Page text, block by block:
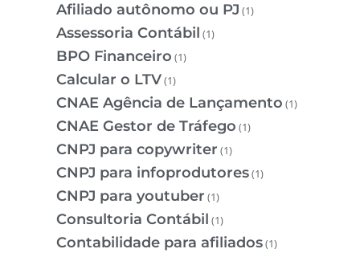
Afiliado autônomo ou PJ (1)
Assessoria Contábil (1)
BPO Financeiro (1)
Calcular o LTV(1)
CNAE Agência de Lançamento (1)
CNAE Gestor de Tráfego (1)
CNPJ para copywriter (1)
CNPJ para infoprodutores(1)
CNPJ para youtuber (1)
Consultoria Contábil (1)
Contabilidade para afiliados(1)